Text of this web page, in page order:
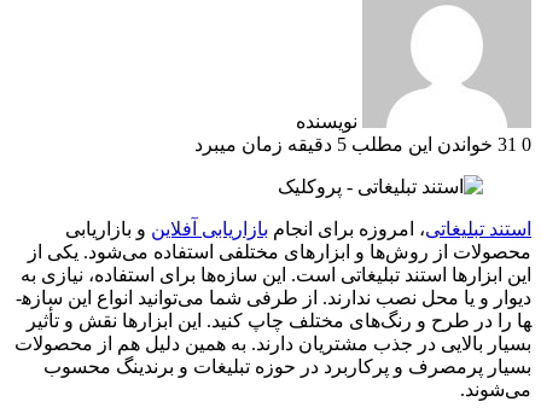
نویسنده
0
خواندن این مطلب 5 دقیقه زمان میبرد
استند تبلیغاتی، امروزه برای انجام بازاریابی آفلاین و بازاریابی
محصولات از روش‌ها و ابزارهای مختلفی استفاده می‌شود. یکی از
این ابزارها استند تبلیغاتی است. این سازه‌ها برای استفاده، نیازی به
دیوار و یا محل نصب ندارند. از طرفی شما می‌توانید انواع این سازه­
ها را در طرح و رنگ‌های مختلف چاپ کنید. این ابزارها نقش و تأثیر
بسیار بالایی در جذب مشتریان دارند. به‌ همین دلیل هم از محصولات
بسیار پرمصرف و پرکاربرد در حوزه تبلیغات و برندینگ محسوب
می‌شوند.